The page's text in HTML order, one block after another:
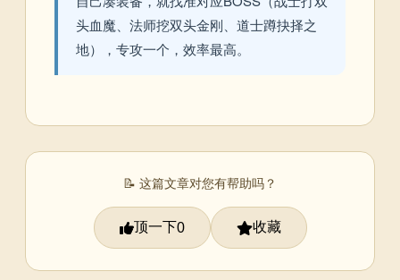
头血魔、法师挖双头金刚、道士蹲抉择之
地），专攻一个，效率最高。
📝 这篇文章对您有帮助吗？
顶一下0 收藏